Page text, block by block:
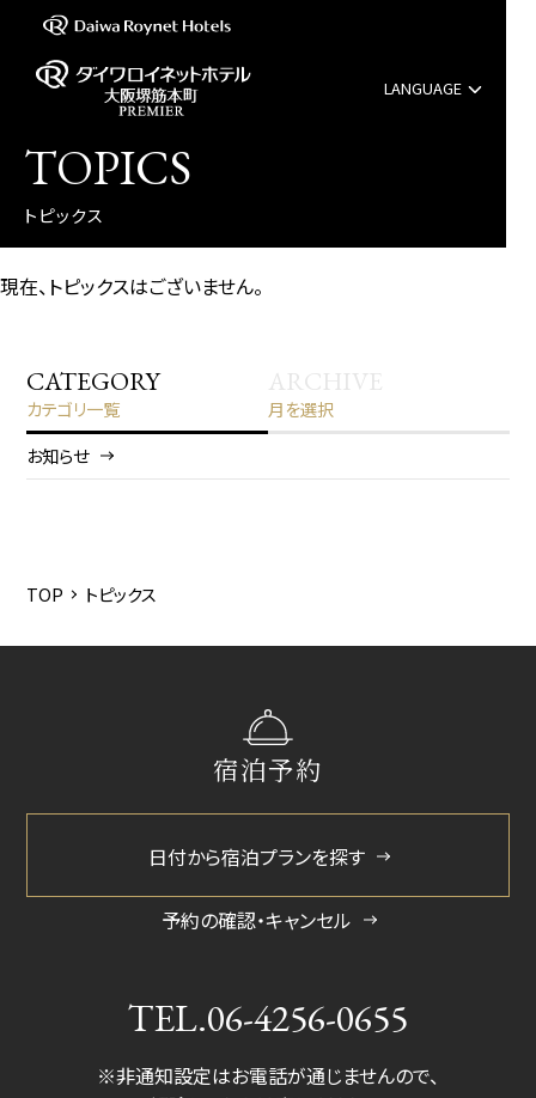
LANGUAGE
TOPICS
トピックス
現在、トピックスはございません。
CATEGORY
カテゴリ一覧
お知らせ
ARCHIVE
月を選択
2025/12
2023/10
TOP トピックス
宿泊予約
日付から宿泊プランを探す
予約の確認・キャンセル
TEL.06-4256-0655
※非通知設定はお電話が通じませんので、